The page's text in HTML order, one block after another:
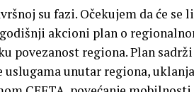
su fazi. Očekujem da će se
akcioni plan o
povezanost regiona. Plan
unutar regiona,